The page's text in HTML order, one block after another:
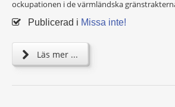
ockupationen i de värmländska
Publicerad i Missa inte!
Läs mer ...